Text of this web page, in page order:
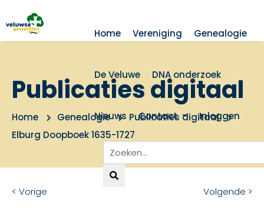
Home Vereniging Genealogie
De Veluwe DNA onderzoek
Nieuws Contact Inloggen
Publicaties digitaal
Home Genealogie
Publicaties digitaal
Elburg Doopboek 1635-1727
< Vorige Volgende >